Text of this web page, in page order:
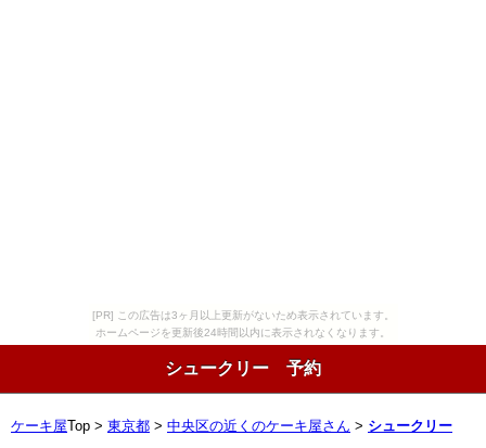
[PR] この広告は3ヶ月以上更新がないため表示されています。
ホームページを更新後24時間以内に表示されなくなります。
シュークリー 予約
ケーキ屋 Top > 東京都 > 中央区の近くのケーキ屋さん > シュークリー